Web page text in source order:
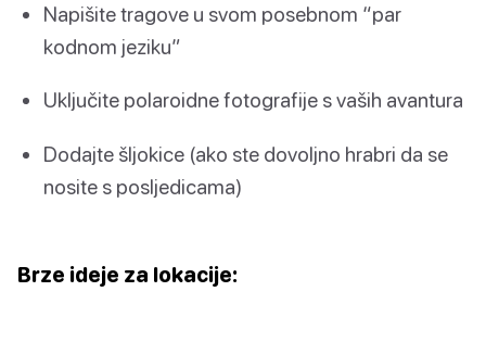
Napišite tragove u svom posebnom “par
kodnom jeziku”
Uključite polaroidne fotografije s vaših avantura
Dodajte šljokice (ako ste dovoljno hrabri da se
nosite s posljedicama)
Brze ideje za lokacije: